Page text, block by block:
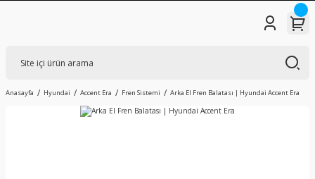
Anasayfa Hyundai Accent Era Fren Sistemi Arka El Fren Balatası | Hyundai Accent Era